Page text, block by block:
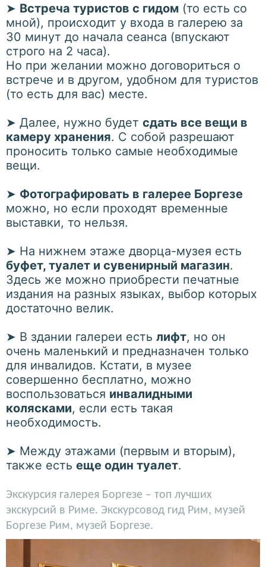
➤ Встреча туристов с гидом (то есть со
мной), происходит у входа в галерею за
30 минут до начала сеанса (впускают
строго на 2 часа).
Но при желании можно договориться о
встрече и в другом, удобном для туристов
(то есть для вас) месте.
➤ Далее, нужно будет сдать все вещи в
камеру хранения. С собой разрешают
проносить только самые необходимые
вещи.
➤ Фотографировать в галерее Боргезе
можно, но если проходят временные
выставки, то нельзя.
➤ На нижнем этаже дворца-музея есть
буфет, туалет и сувенирный магазин.
Здесь же можно приобрести печатные
издания на разных языках, выбор которых
достаточно велик.
➤ В здании галереи есть лифт, но он
очень маленький и предназначен только
для инвалидов. Кстати, в музее
совершенно бесплатно, можно
воспользоваться инвалидными
колясками, если есть такая
необходимость.
➤ Между этажами (первым и вторым),
также есть еще один туалет.
Экскурсия галерея Боргезе – топ лучших
экскурсий в Риме. Экскурсовод гид Рим, музей
Боргезе Рим, музей Боргезе.